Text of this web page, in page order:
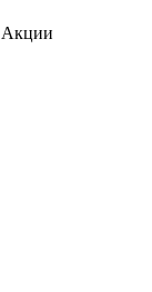
Акции